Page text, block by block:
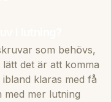
som behövs,
det är att komma
klaras med få
mer lutning